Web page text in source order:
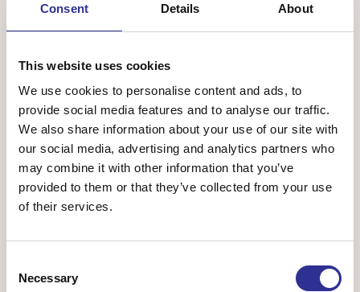
Consent Details About
This website uses cookies
We use cookies to personalise content and ads, to
provide social media features and to analyse our traffic.
We also share information about your use of our site with
our social media, advertising and analytics partners who
may combine it with other information that you’ve
provided to them or that they’ve collected from your use
of their services.
Selection
Necessary
28 sep-9 okt 2026
Namibia är ett av Afrikas vackraste länder med vacker och
vykortsvackra sanddyner och ett spännande djurliv. Vi
Från48 800 kr